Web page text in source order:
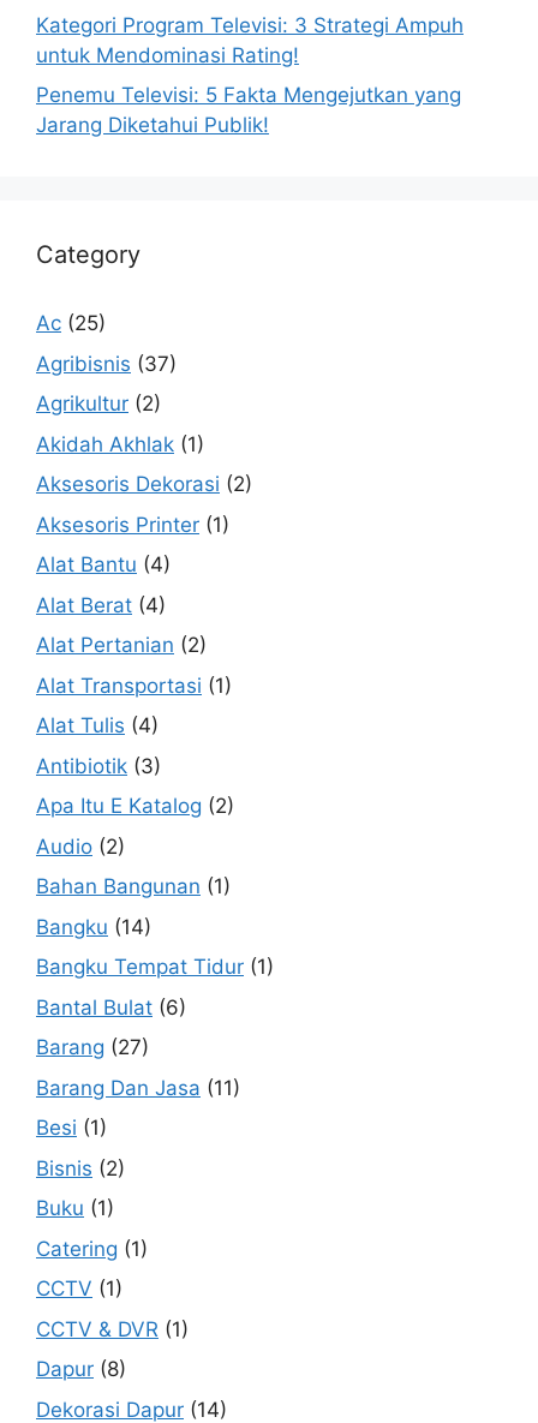
Kategori Program Televisi: 3 Strategi Ampuh
untuk Mendominasi Rating!
Penemu Televisi: 5 Fakta Mengejutkan yang
Jarang Diketahui Publik!
Category
Ac (25)
Agribisnis (37)
Agrikultur (2)
Akidah Akhlak (1)
Aksesoris Dekorasi (2)
Aksesoris Printer (1)
Alat Bantu (4)
Alat Berat (4)
Alat Pertanian (2)
Alat Transportasi (1)
Alat Tulis (4)
Antibiotik (3)
Apa Itu E Katalog (2)
Audio (2)
Bahan Bangunan (1)
Bangku (14)
Bangku Tempat Tidur (1)
Bantal Bulat (6)
Barang (27)
Barang Dan Jasa (11)
Besi (1)
Bisnis (2)
Buku (1)
Catering (1)
CCTV (1)
CCTV & DVR (1)
Dapur (8)
Dekorasi Dapur (14)